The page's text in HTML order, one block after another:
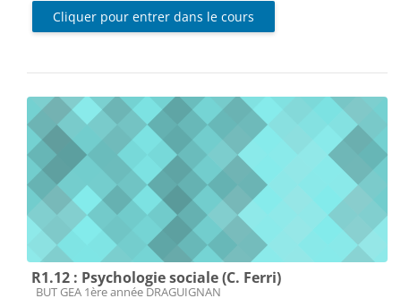
Cliquer pour entrer dans le cours
R1.12 : Psychologie sociale (C. Ferri)
Catégorie de cours
BUT GEA 1ère année DRAGUIGNAN